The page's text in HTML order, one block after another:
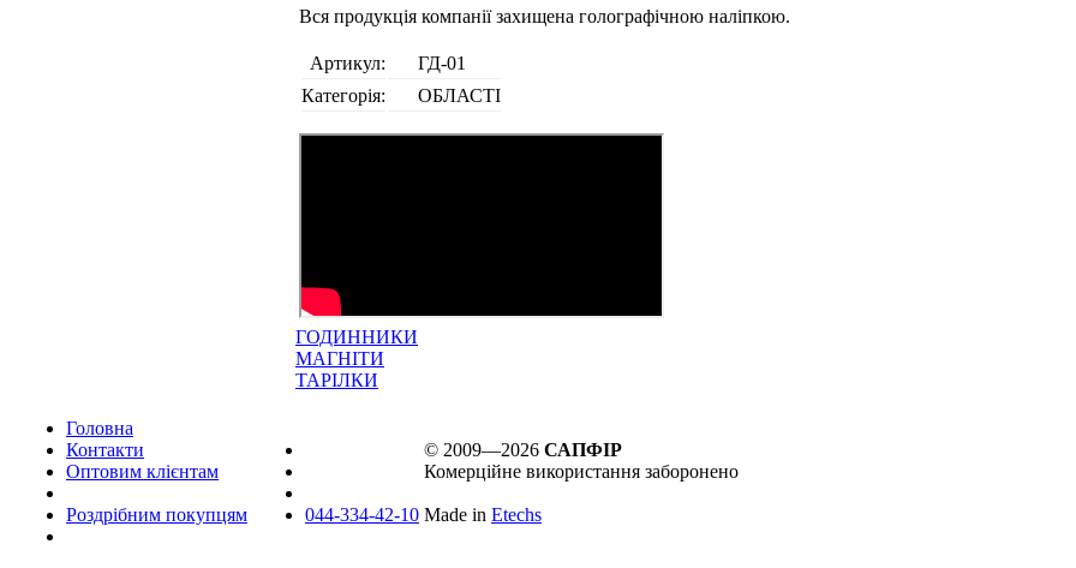
Вся продукція компанії захищена голографічною наліпкою.
Артикул:
ГД-01
Категорія:
ОБЛАСТІ
ГОДИННИКИ
МАГНІТИ
ТАРІЛКИ
Головна
Контакти
Оптовим клієнтам
Роздрібним покупцям 044-334-42-10
© 2009—2026 САПФІР
Комерційне використання заборонено
Made in Etechs